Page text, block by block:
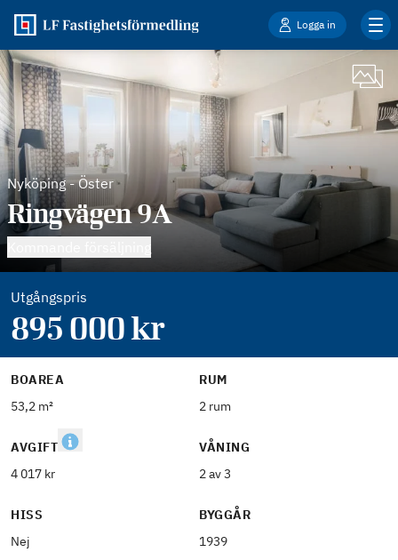
Logga in
Nyköping-Öster
Ringvägen 9A
Utgångspris
895 000kr
BOAREA
53,2 m²
RUM
2 rum
AVGIFT
4 017 kr
VÅNING
2 av 3
HISS
Nej
BYGGÅR
1939